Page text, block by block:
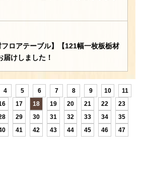
フロアテーブル】【121幅一枚板栃材
届けしました！
4 5 6 7 8 9 10
11
17 18 19 20 21 22
23
29 30 31 32 33 34
35
41 42 43 44 45 46
47